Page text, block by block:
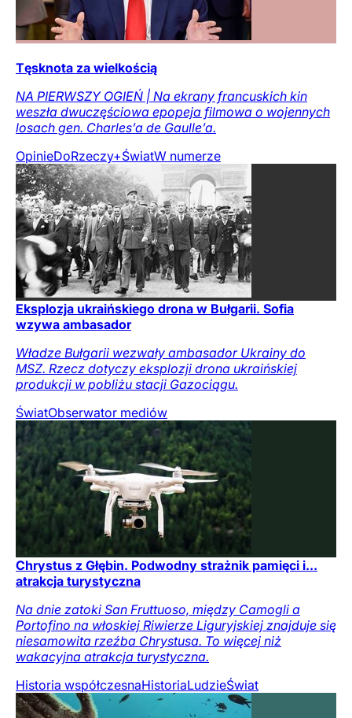
Tęsknota za wielkością
NA PIERWSZY OGIEŃ | Na ekrany francuskich kin
weszła dwuczęściowa epopeja filmowa o wojennych
losach gen. Charles’a de Gaulle’a.
OpinieDoRzeczy+ŚwiatW numerze
Eksplozja ukraińskiego drona w Bułgarii. Sofia
wzywa ambasador
Władze Bułgarii wezwały ambasador Ukrainy do
MSZ. Rzecz dotyczy eksplozji drona ukraińskiej
produkcji w pobliżu stacji Gazociągu.
ŚwiatObserwator mediów
Chrystus z Głębin. Podwodny strażnik pamięci i...
atrakcja turystyczna
Na dnie zatoki San Fruttuoso, między Camogli a
Portofino na włoskiej Riwierze Liguryjskiej znajduje się
niesamowita rzeźba Chrystusa. To więcej niż
wakacyjna atrakcja turystyczna.
Historia współczesnaHistoriaLudzieŚwiat